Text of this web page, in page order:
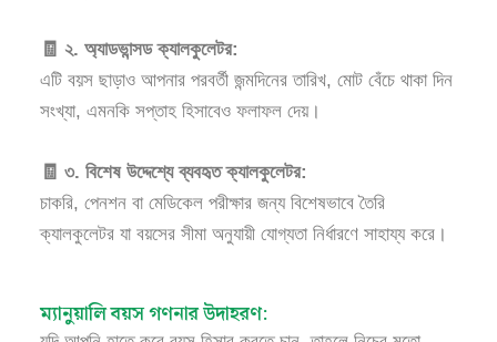
🧾 ২. অ্যাডভান্সড ক্যালকুলেটর:
এটি বয়স ছাড়াও আপনার পরবর্তী জন্মদিনের তারিখ, মোট বেঁচে থাকা দিন
সংখ্যা, এমনকি সপ্তাহ হিসাবেও ফলাফল দেয়।
🧾 ৩. বিশেষ উদ্দেশ্যে ব্যবহৃত ক্যালকুলেটর:
চাকরি, পেনশন বা মেডিকেল পরীক্ষার জন্য বিশেষভাবে তৈরি
ক্যালকুলেটর যা বয়সের সীমা অনুযায়ী যোগ্যতা নির্ধারণে সাহায্য করে।
ম্যানুয়ালি বয়স গণনার উদাহরণ: